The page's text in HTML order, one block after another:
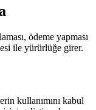
ödeme yapması
ile yürürlüğe girer.
kullanımını kabul